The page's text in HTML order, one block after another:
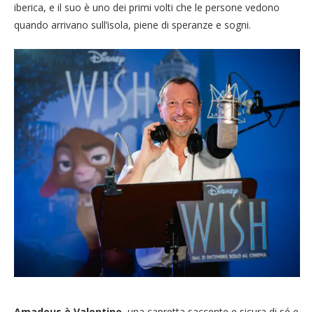
iberica, e il suo è uno dei primi volti che le persone vedono
quando arrivano sull’isola, piene di speranze e sogni.